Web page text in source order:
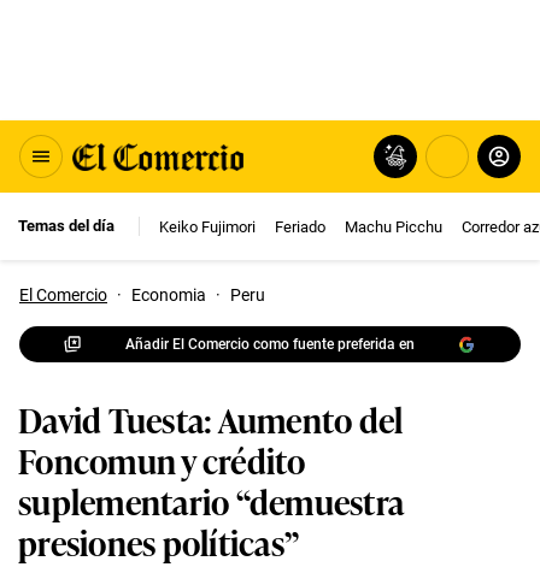
Temas del día Keiko Fujimori Feriado Machu Picchu Corredor
El Comercio · Economia · Peru
Añadir El Comercio como fuente preferida en
David Tuesta: Aumento del
Foncomun y crédito
suplementario “demuestra
presiones políticas”